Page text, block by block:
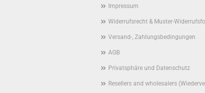
Impressum
Widerrufsrecht & Muster-
Versand-, Zahlungsbedingungen
AGB
Privatsphäre und Datenschutz
Resellers and wholesalers